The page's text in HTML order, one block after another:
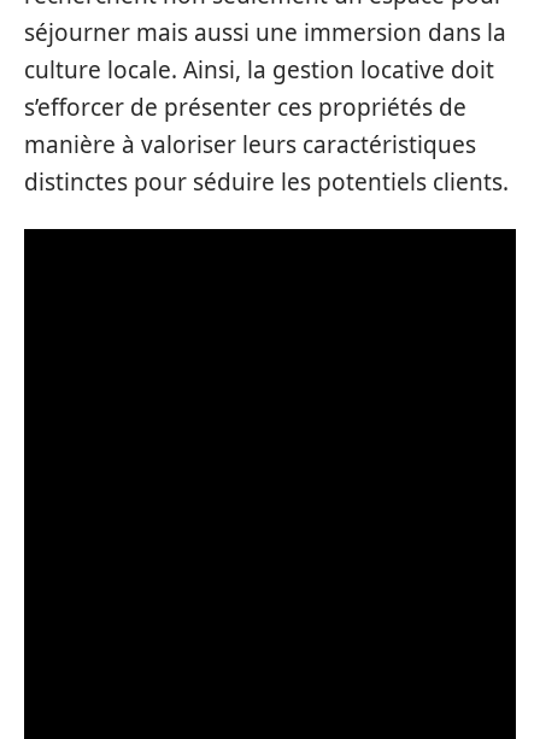
séjourner mais aussi une immersion dans la
culture locale. Ainsi, la gestion locative doit
s’efforcer de présenter ces propriétés de
manière à valoriser leurs caractéristiques
distinctes pour séduire les potentiels clients.